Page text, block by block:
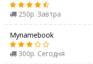
250р. Завтра
Mynamebook
300р. Сегодня